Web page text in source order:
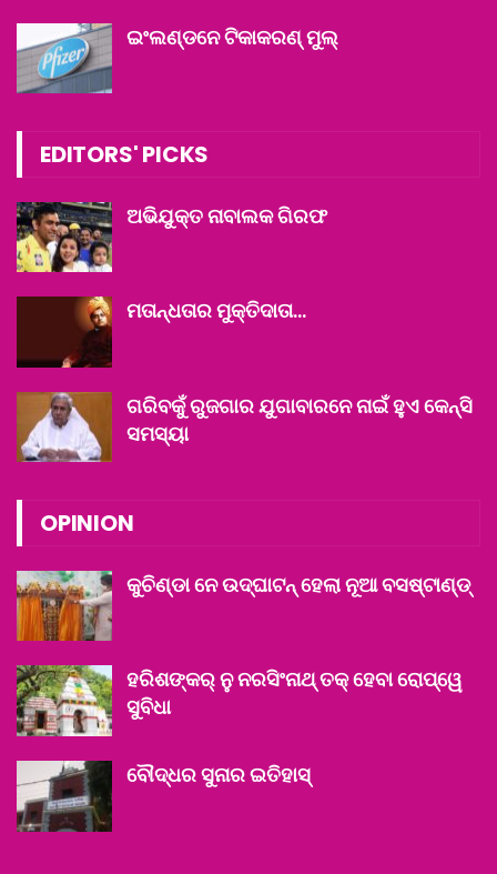
ଇଂଲଣ୍ଡନେ ଟିକାକରଣ୍ ମୁଲ୍‌
EDITORS' PICKS
ଅଭିଯୁକ୍ତ ନାବାଲକ ଗିରଫ
ମତାନ୍ଧତାର ମୁକ୍ତିଦାତା…
ଗରିବକୁଁ ରୁଜଗାର ଯୁଗାବାରନେ ନାଇଁ ହୁଏ କେନ୍‌ସି
ସମସ୍ୟା
OPINION
କୁଚିଣ୍ଡା ନେ ଉଦ୍‌ଘାଟନ୍ ହେଲା ନୂଆ ବସଷ୍ଟାଣ୍ଡ୍
ହରିଶଙ୍କର୍‌ ନୁ ନରସିଂନାଥ୍‌ ତକ୍‌ ହେବା ରୋପ୍‌ୱେ
ସୁବିଧା
ବୌଦ୍ଧର ସୁନାର ଇତିହାସ୍‌